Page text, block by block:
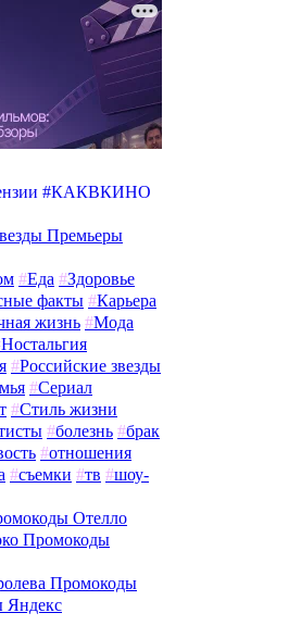
#КАКВКИНО
Премьеры
#Еда #Здоровье
факты #Карьера
жизнь #Мода
Ностальгия
#Российские звезды
#Сериал
#Стиль жизни
#болезнь #брак
#отношения
#съемки #тв #шоу-
Отелло
Промокоды
Промокоды
Яндекс